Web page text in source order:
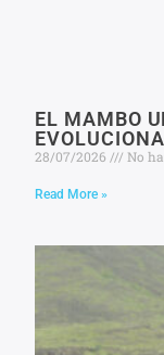
EL MAMBO
28/07/2026 No
Read More »